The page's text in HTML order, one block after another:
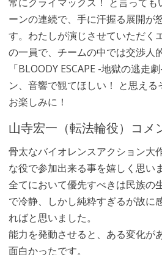
ーンの連続で、手に汗握る展開が
す。わたしが演じさせていただく
の一員で、チームの中では交渉人
「BLOODY ESCAPE -地獄の逃走
ン、音響で観てほしい！ と思え
お楽しみに！
山寺宏一（転法輪役）コメ
骨太なバイオレンスアクション大
な役で参加出来る事を嬉しく思いま
全てにおいて優先すべきは民族の
で冷静、しかし純粋すぎるが故に
ればと思いました。
能力を発動させると、ある変化が
面白かったです。